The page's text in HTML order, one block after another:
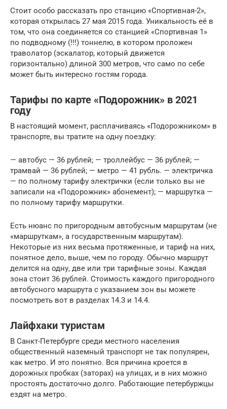
Стоит особо рассказать про станцию «Спортивная-2»,
которая открылась 27 мая 2015 года. Уникальность её в
том, что она соединяется со станцией «Спортивная 1»
по подводному (!!!) тоннелю, в котором проложен
траволатор (эскалатор, который движется
горизонтально) длиной 300 метров, что само по себе
может быть интересно гостям города.
Тарифы по карте «Подорожник» в 2021
году
В настоящий момент, расплачиваясь «Подорожником» в
транспорте, вы тратите на одну поездку:
— автобус — 36 рублей; — троллейбус — 36 рублей; —
трамвай — 36 рублей; — метро — 41 рубль. — электричка
— по полному тарифу электрички (если только вы не
записали на «Подорожник» абонемент); — маршрутка —
по полному тарифу маршрутки.
Есть нюанс по пригородным автобусным маршрутам (не
«маршруткам», а государственным маршрутам).
Некоторые из них весьма протяженные, и тариф на них,
понятное дело, выше, чем по городу. Обычно маршрут
делится на одну, две или три тарифные зоны. Каждая
зона стоит 36 рублей. Стоимость каждого пригородного
автобусного маршрута с указанием зон вы можете
посмотреть вот в разделах 14.3 и 14.4.
Лайфхаки туристам
В Санкт-Петербурге среди местного населения
общественный наземный транспорт не так популярен,
как метро. И это понятно. Вся причина кроется в
дорожных пробках (заторах) на улицах, и в них можно
простоять достаточно долго. Работающие петербуржцы
ездят на метро.